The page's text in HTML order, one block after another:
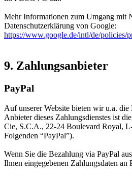
Mehr Informationen zum Umgang mit
Datenschutzerklärung von Google:
https://www.google.de/intl/de/policies/
9. Zahlungsanbieter
PayPal
Auf unserer Website bieten wir u.a. die
Anbieter dieses Zahlungsdienstes ist
Cie, S.C.A., 22-24 Boulevard Royal,
Folgenden “PayPal”).
Wenn Sie die Bezahlung via PayPal
Ihnen eingegebenen Zahlungsdaten an